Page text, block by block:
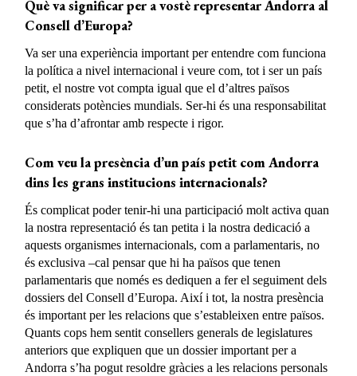
Què va significar per a vostè representar Andorra al
Consell d’Europa?
Va ser una experiència important per entendre com funciona
la política a nivel internacional i veure com, tot i ser un país
petit, el nostre vot compta igual que el d’altres països
considerats potències mundials. Ser-hi és una responsabilitat
que s’ha d’afrontar amb respecte i rigor.
Com veu la presència d’un país petit com Andorra
dins les grans institucionsinternacionals?
És complicat poder tenir-hi una participació molt activa quan
la nostra representació és tan petita i la nostra dedicació a
aquests organismes internacionals, com a parlamentaris, no
és exclusiva –cal pensar que hi ha països que tenen
parlamentaris que només es dediquen a fer el seguiment dels
dossiers del Consell d’Europa. Així i tot, la nostra presència
és important per les relacions que s’estableixen entre països.
Quants cops hem sentit consellers generals de legislatures
anteriors que expliquen que un dossier important per a
Andorra s’ha pogut resoldre gràcies a les relacions personals